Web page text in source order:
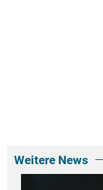
Weitere News